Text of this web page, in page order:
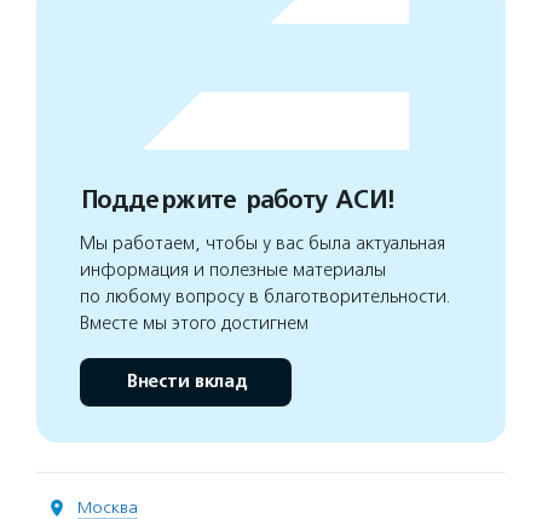
Поддержите работу АСИ!
Мы работаем, чтобы у вас была актуальная
информация и полезные материалы
по любому вопросу в благотворительности.
Вместе мы этого достигнем
Внести вклад
Москва